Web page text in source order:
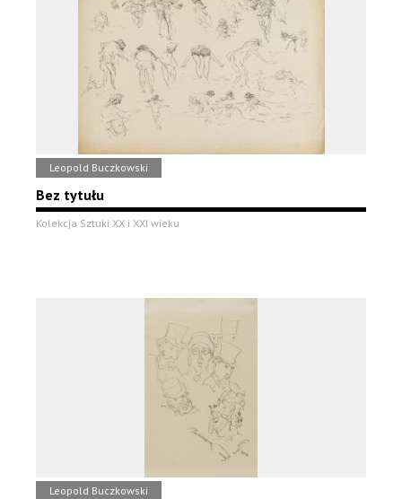
Leopold Buczkowski
Bez tytułu
Kolekcja Sztuki XX i XXI wieku
Leopold Buczkowski